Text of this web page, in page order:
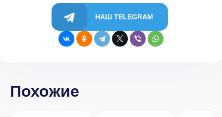
НАШ TELEGRAM
Похожие